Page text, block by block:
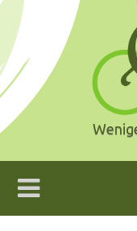
Skip
content